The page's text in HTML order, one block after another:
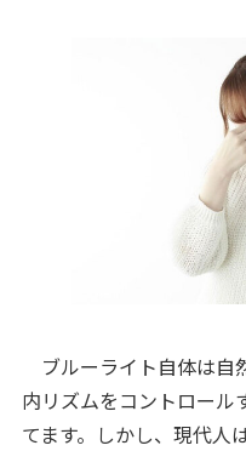
ブルーライト自体は自
内リズムをコントロール
てます。しかし、現代人